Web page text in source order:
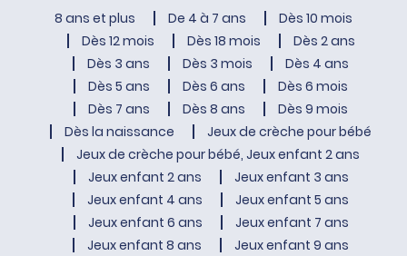
8 ans et plus De 4 à 7 ans
Dès 10 mois
Dès 12 mois
Dès 18 mois
Dès 2 ans
Dès 3 ans
Dès 3 mois
Dès 4 ans
Dès 5 ans
Dès 6 ans
Dès 6 mois
Dès 7 ans
Dès 8 ans
Dès 9 mois
Dès la naissance
Jeux de crèche pour bébé
Jeux de crèche pour bébé, Jeux enfant 2 ans
Jeux enfant 2 ans
Jeux enfant 3 ans
Jeux enfant 4 ans
Jeux enfant 5 ans
Jeux enfant 6 ans
Jeux enfant 7 ans
Jeux enfant 8 ans
Jeux enfant 9 ans